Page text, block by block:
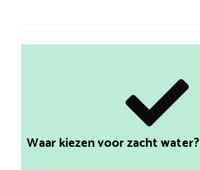
Waar kiezen voor zacht water?